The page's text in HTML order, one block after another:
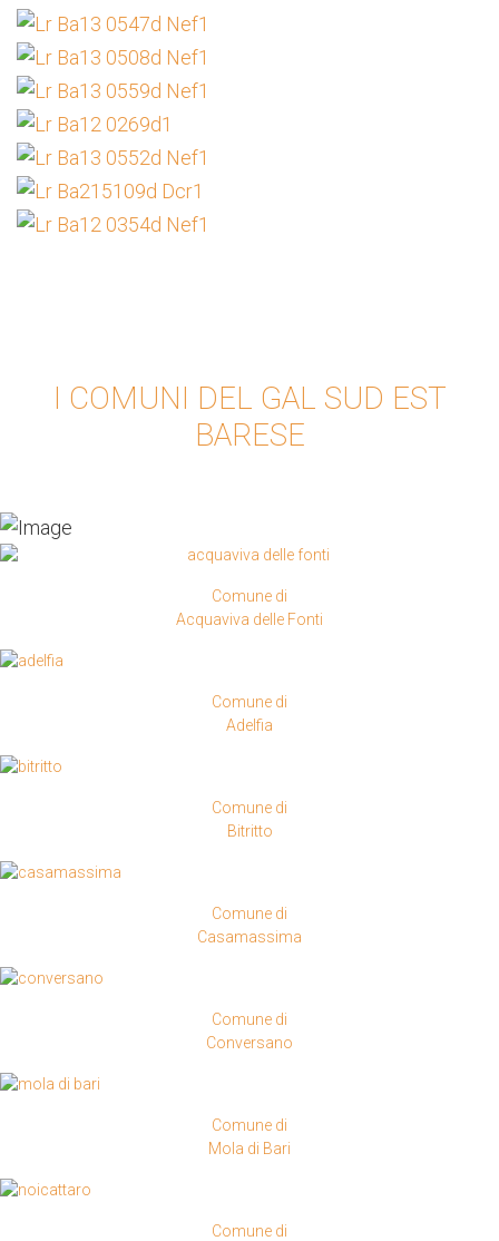
I COMUNI DEL GAL SUD EST
BARESE
Comune di
Acquaviva delle Fonti
Comune di
Adelfia
Comune di
Bitritto
Comune di
Casamassima
Comune di
Conversano
Comune di
Mola di Bari
Comune di